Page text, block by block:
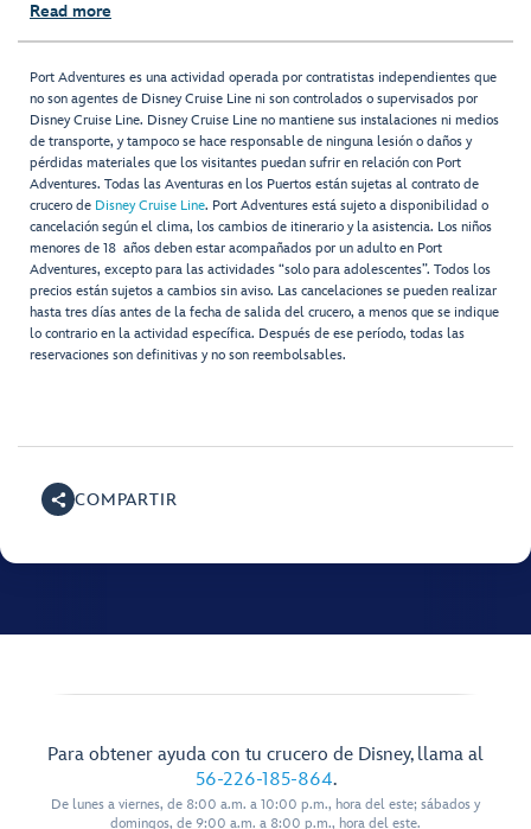
Read more
Port Adventures es una actividad operada por contratistas independientes que
no son agentes de Disney Cruise Line ni son controlados o supervisados por
Disney Cruise Line. Disney Cruise Line no mantiene sus instalaciones ni medios
de transporte, y tampoco se hace responsable de ninguna lesión o daños y
pérdidas materiales que los visitantes puedan sufrir en relación con Port
Adventures. Todas las Aventuras en los Puertos están sujetas al contrato de
crucero de Disney Cruise Line. Port Adventures está sujeto a disponibilidad o
cancelación según el clima, los cambios de itinerario y la asistencia. Los niños
menores de 18 años deben estar acompañados por un adulto en Port
Adventures, excepto para las actividades “solo para adolescentes”. Todos los
precios están sujetos a cambios sin aviso. Las cancelaciones se pueden realizar
hasta tres días antes de la fecha de salida del crucero, a menos que se indique
lo contrario en la actividad específica. Después de ese período, todas las
reservaciones son definitivas y no son reembolsables.
COMPARTIR
Para obtener ayuda con tu crucero de Disney, llama al
56-226-185-864.
De lunes a viernes, de 8:00 a.m. a 10:00 p.m., hora del este; sábados y
domingos, de 9:00 a.m. a 8:00 p.m., hora del este.